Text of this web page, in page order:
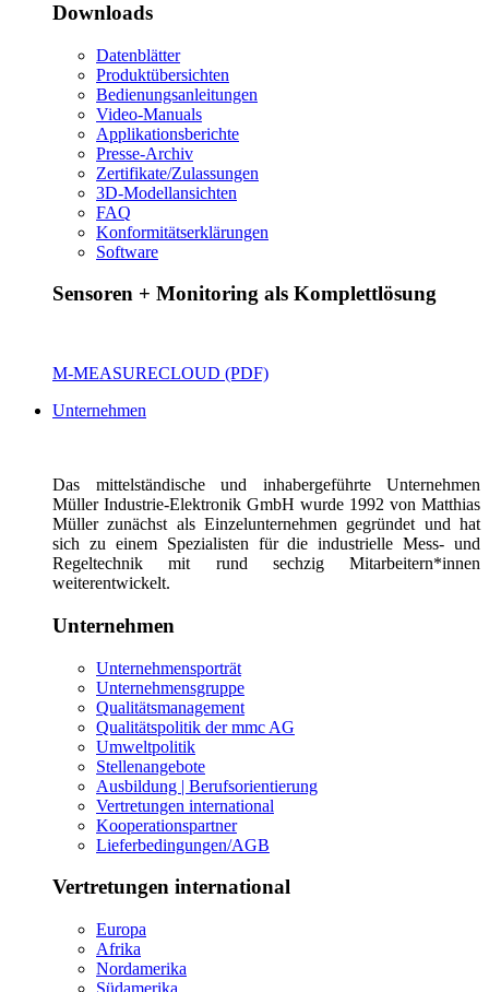
Downloads
Datenblätter
Produktübersichten
Bedienungsanleitungen
Video-Manuals
Applikationsberichte
Presse-Archiv
Zertifikate/Zulassungen
3D-Modellansichten
FAQ
Konformitätserklärungen
Software
Sensoren + Monitoring als Komplettlösung
M-MEASURECLOUD (PDF)
Unternehmen
Das mittelständische und inhabergeführte Unternehmen
Müller Industrie-Elektronik GmbH wurde 1992 von Matthias
Müller zunächst als Einzelunternehmen gegründet und hat
sich zu einem Spezialisten für die industrielle Mess- und
Regeltechnik mit rund sechzig Mitarbeitern*innen
weiterentwickelt.
Unternehmen
Unternehmensporträt
Unternehmensgruppe
Qualitätsmanagement
Qualitätspolitik der mmc AG
Umweltpolitik
Stellenangebote
Ausbildung | Berufsorientierung
Vertretungen international
Kooperationspartner
Lieferbedingungen/AGB
Vertretungen international
Europa
Afrika
Nordamerika
Südamerika